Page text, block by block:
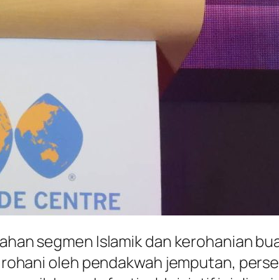
segmen Islamik dan kerohanian
oleh pendakwah jemputan,